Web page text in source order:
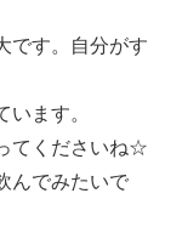
です。自分がす
ます。
てくださいね☆
んでみたいで